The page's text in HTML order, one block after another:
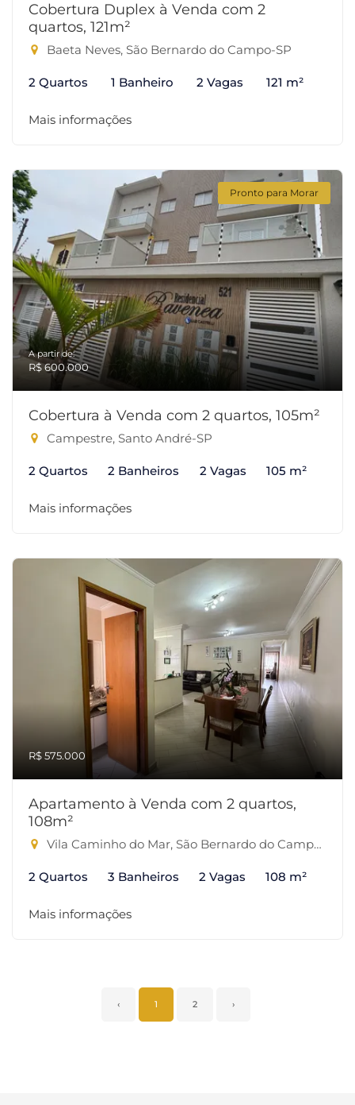
Cobertura Duplex à Venda com 2
quartos, 121m²
Baeta Neves, São Bernardo do Campo-SP
2 Quartos 1 Banheiro 2 Vagas 121 m²
Mais informações
Pronto para Morar
A partir de:
R$ 600.000
Cobertura à Venda com 2 quartos, 105m²
Campestre, Santo André-SP
2 Quartos 2 Banheiros 2 Vagas 105 m²
Mais informações
R$ 575.000
Apartamento à Venda com 2 quartos,
108m²
Vila Caminho do Mar, São Bernardo do Campo-SP
2 Quartos 3 Banheiros 2 Vagas 108 m²
Mais informações
‹ 1 2 ›